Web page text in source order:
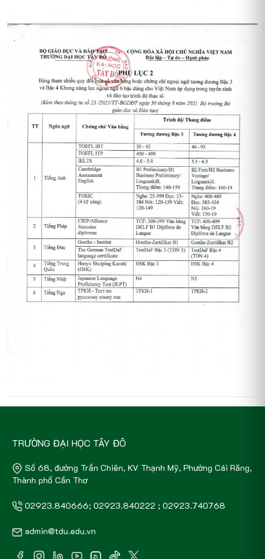
TRƯỜNG ĐẠI HỌC TÂY ĐÔ
Số 68, đường Trần Chiên, KV Thạnh Mỹ, Phường Cái Răng,
Thành phố Cần Thơ
02923.840666; 02923.840222 ; 02923.740768
admin@tdu.edu.vn